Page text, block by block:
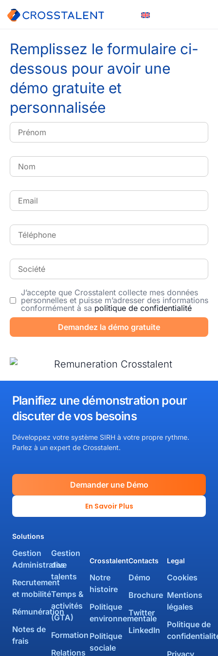
Remplissez le formulaire ci-
dessous pour avoir une
démo gratuite et
personnalisée
J’accepte que Crosstalent collecte mes données
personnelles et puisse m’adresser des informations
conformément à sa politique de confidentialité
Demandez la démo gratuite
Planifiez une démonstration pour
discuter de vos besoins​
Développez votre système SIRH à votre propre rythme.
Parlez à un expert de Crosstalent.
En Savoir Plus
Demander une Démo
Crosstalent
Notre
histoire
Politique
environnementale
Politique
sociale
Solutions
Gestion
Administrative
Recrutement
et mobilité
Rémunération
Notes de
frais
Gestion
des
talents
Temps &
activités
(GTA)
Formation
Relations
Contacts
Démo
Brochure
Twitter
LinkedIn
Legal
Cookies
Mentions
légales
Politique de
Privacy